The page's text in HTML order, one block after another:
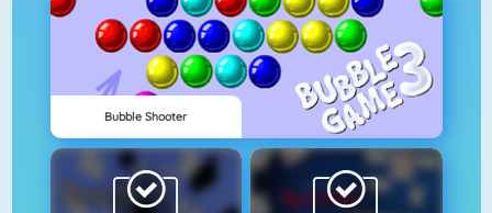
Bubble Shooter